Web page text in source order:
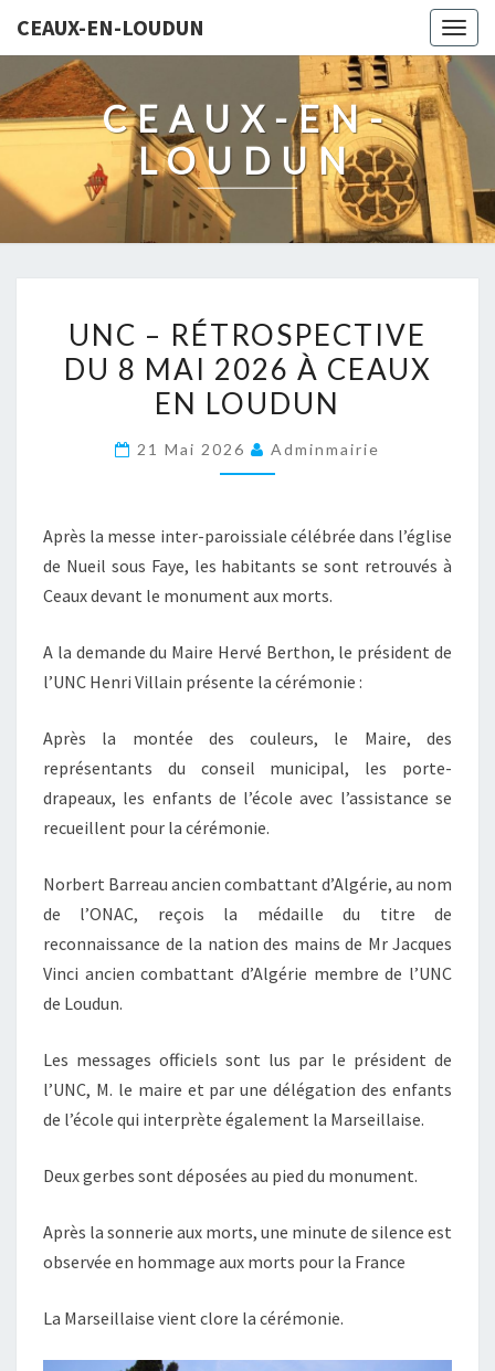
CEAUX-EN-LOUDUN
CEAUX-EN-
LOUDUN
–
RÉTROSPECTIVE
DU
MAI
CEAUX
EN
LOUDUN
UNC – RÉTROSPECTIVE
DU 8 MAI 2026 À CEAUX
EN LOUDUN
21 Mai 2026 Adminmairie
Après la messe inter-paroissiale célébrée dans l’église
de Nueil sous Faye, les habitants se sont retrouvés à
Ceaux devant le monument aux morts.
A la demande du Maire Hervé Berthon, le président de
l’UNC Henri Villain présente la cérémonie :
Après la montée des couleurs, le Maire, des
représentants du conseil municipal, les porte-
drapeaux, les enfants de l’école avec l’assistance se
recueillent pour la cérémonie.
Norbert Barreau ancien combattant d’Algérie, au nom
de l’ONAC, reçois la médaille du titre de
reconnaissance de la nation des mains de Mr Jacques
Vinci ancien combattant d’Algérie membre de l’UNC
de Loudun.
Les messages officiels sont lus par le président de
l’UNC, M. le maire et par une délégation des enfants
de l’école qui interprète également la Marseillaise.
Deux gerbes sont déposées au pied du monument.
Après la sonnerie aux morts, une minute de silence est
observée en hommage aux morts pour la France
La Marseillaise vient clore la cérémonie.